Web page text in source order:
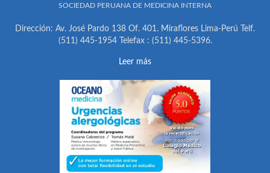
SOCIEDAD PERUANA DE MEDICINA INTERNA
Dirección: Av. José Pardo 138 Of. 401. Miraflores Lima-Perú Telf.
(511) 445-1954 Telefax : (511) 445-5396.
Leer más